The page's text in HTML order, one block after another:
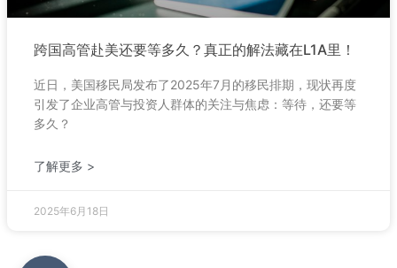
跨国高管赴美还要等多久？真正的解法藏在L1A里！
近日，美国移民局发布了2025年7月的移民排期，现状再度
引发了企业高管与投资人群体的关注与焦虑：等待，还要等
多久？
了解更多 >
2025年6月18日